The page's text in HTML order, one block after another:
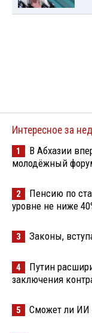
Интересное за
1
В Абхазии
молодёжный
2
Пенсию по
уровне не ниже
3 Законы,
4
Путин
заключения
5 Сможет ли ИИ